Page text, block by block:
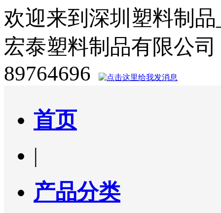
欢迎来到深圳塑料制
宏泰塑料制品有限公司
89764696
首页
|
产品分类